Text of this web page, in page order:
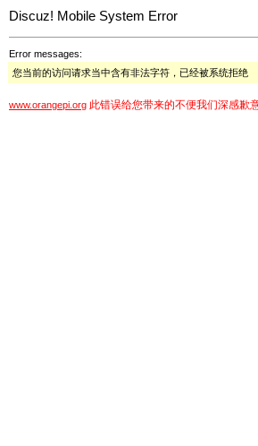
Discuz! Mobile System Error
Error messages:
您当前的访问请求当中含有非法字符，已经被系统拒绝
www.orangepi.org 此错误给您带来的不便我们深感歉